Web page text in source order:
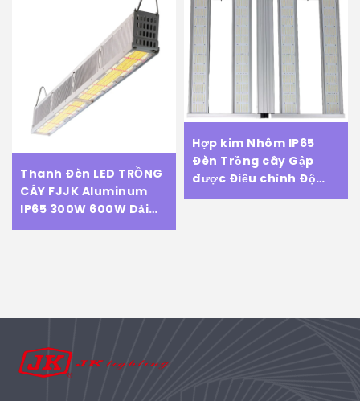
Thanh Đèn LED TRỒNG
CÂY FJJK Aluminum
IP65 300W 600W Dải
Quang Phổ Toàn Diện
Hợp kim Nhôm IP65
Đèn Trồng cây Gập
được Điều chỉnh Độ
sáng Đèn Trồng cây